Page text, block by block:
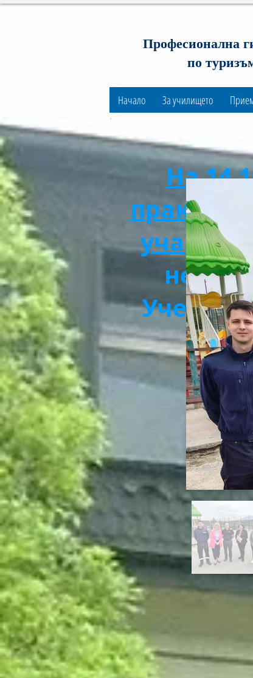
Професионална
по
Начало За училището
На
учащите
Учебна